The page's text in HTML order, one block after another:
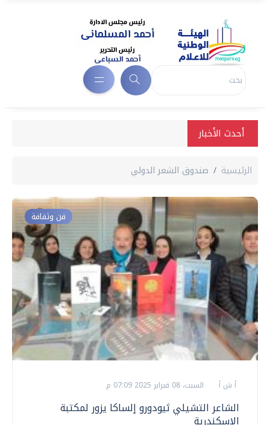
أحدث الأخبار
الرئيسية صندوق الشعر الدولي
فن وثقافة
أ ش أ السبت، 08 فبراير 2025 07:09 م
الشاعر التشيلي ثيودورو إلساكا يزور لمكتبة